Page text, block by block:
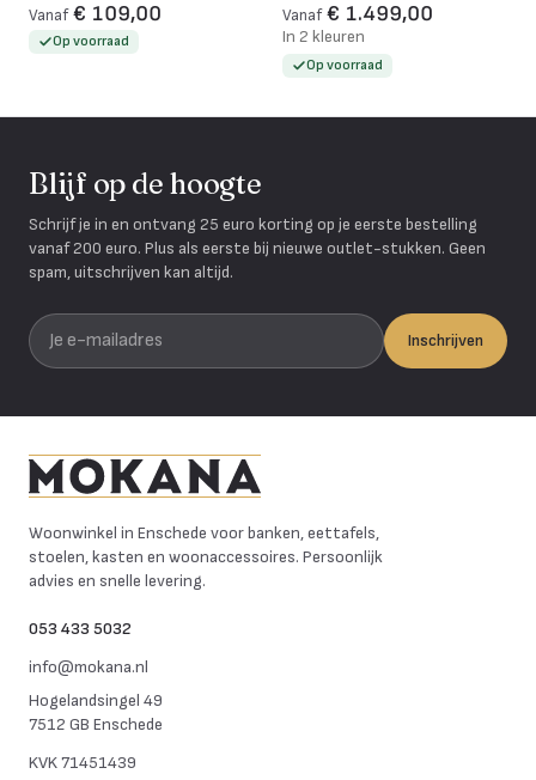
Vanaf € 109,00
Op voorraad
Vanaf € 1.499,00
In 2 kleuren
Op voorraad
Blijf op de hoogte
Schrijf je in en ontvang 25 euro korting op je eerste bestelling
vanaf 200 euro. Plus als eerste bij nieuwe outlet-stukken. Geen
spam, uitschrijven kan altijd.
Je e-mailadres
Inschrijven
Woonwinkel in Enschede voor banken, eettafels,
stoelen, kasten en woonaccessoires. Persoonlijk
advies en snelle levering.
053 433 5032
info@mokana.nl
Hogelandsingel 49
7512 GB Enschede
KVK71451439